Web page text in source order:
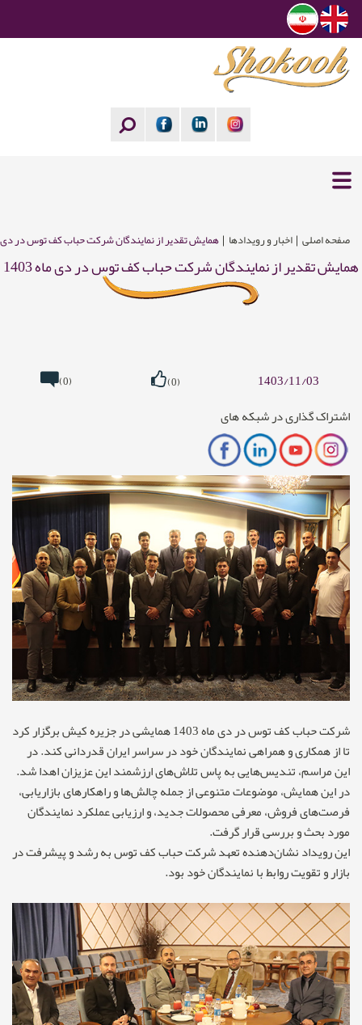
صفحه اصلی اخبار و رویدادها همایش تقدیر از نمایندگان شرکت حباب کف توس در دی ماه
همایش تقدیر از نمایندگان شرکت حباب کف توس در دی ماه 1403
1403/11/03
(0)
(0)
اشتراک گذاری در شبکه های
شرکت حباب کف توس در دی ماه 1403 همایشی در جزیره کیش برگزار کرد
تا از همکاری و همراهی نمایندگان خود در سراسر ایران قدردانی کند. در
این مراسم، تندیس‌هایی به پاس تلاش‌های ارزشمند این عزیزان اهدا شد.
در این همایش، موضوعات متنوعی از جمله چالش‌ها و راهکارهای بازاریابی،
فرصت‌های فروش، معرفی محصولات جدید، و ارزیابی عملکرد نمایندگان
مورد بحث و بررسی قرار گرفت.
این رویداد نشان‌دهنده تعهد شرکت حباب کف توس به رشد و پیشرفت در
بازار و تقویت روابط با نمایندگان خود بود.